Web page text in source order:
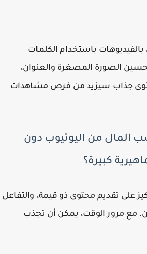
باستخدام الكلمات
الصورة المصغرة والعنوان،
جذاب سيزيد من فرص مشاهدات
المال من اليوتيوب دون
كبيرة؟
على تقديم محتوى ذو قيمة، والتفاعل
مع مرور الوقت، يمكن أن تجذب